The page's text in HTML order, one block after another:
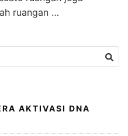
ruangan …
AKTIVASI DNA